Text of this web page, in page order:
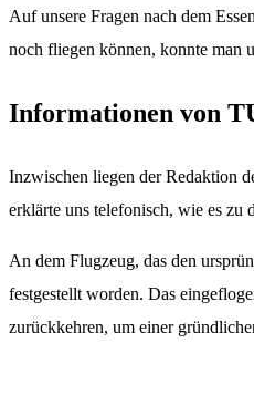
Auf unsere Fragen nach dem
noch fliegen können, konnte man
Informationen von
Inzwischen liegen der Redaktion
erklärte uns telefonisch, wie es zu
An dem Flugzeug, das den
festgestellt worden. Das
zurückkehren, um einer